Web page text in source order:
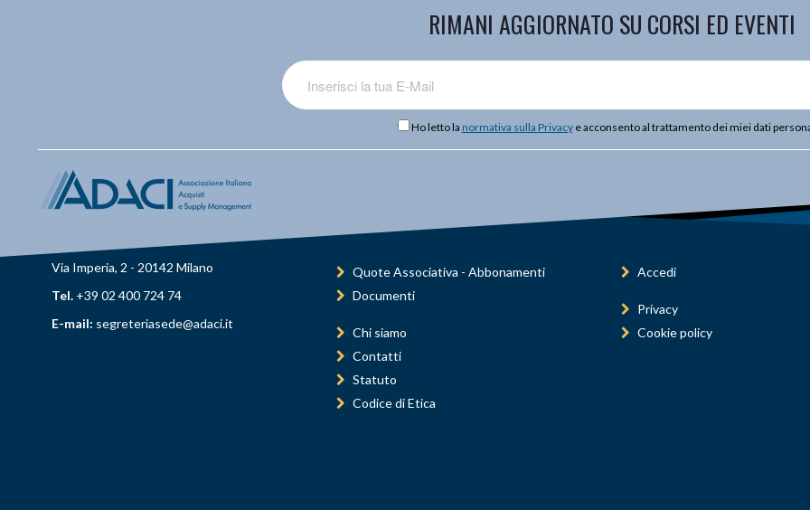
RIMANI AGGIORNATO SU CORSI ED EVENTI
Ho letto la normativa sulla Privacye acconsento al trattamento dei miei dati
Via Imperia, 2 - 20142 Milano
Tel. +39 02 400 724 74
E-mail: segreteriasede@adaci.it
Quote Associativa - Abbonamenti
Documenti
Chi siamo
Contatti
Statuto
Codice di Etica
Accedi
Privacy
Cookie policy